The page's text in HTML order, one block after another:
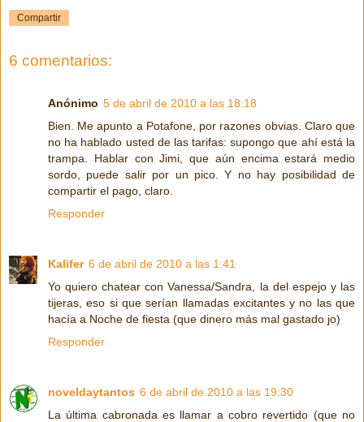
Compartir
6 comentarios:
Anónimo 5 de abril de 2010 a las 18:18
Bien. Me apunto a Potafone, por razones obvias. Claro que
no ha hablado usted de las tarifas: supongo que ahí está la
trampa. Hablar con Jimi, que aún encima estará medio
sordo, puede salir por un pico. Y no hay posibilidad de
compartir el pago, claro.
Responder
Kalifer 6 de abril de 2010 a las 1:41
Yo quiero chatear con Vanessa/Sandra, la del espejo y las
tijeras, eso si que serían llamadas excitantes y no las que
hacía a Noche de fiesta (que dinero más mal gastado jo)
Responder
noveldaytantos 6 de abril de 2010 a las 19:30
La última cabronada es llamar a cobro revertido (que no